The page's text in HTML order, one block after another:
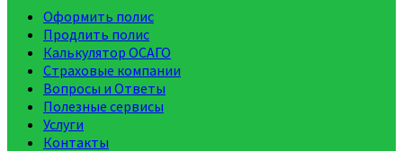
Оформить полис
Продлить полис
Калькулятор ОСАГО
Страховые компании
Вопросы и Ответы
Полезные сервисы
Услуги
Контакты